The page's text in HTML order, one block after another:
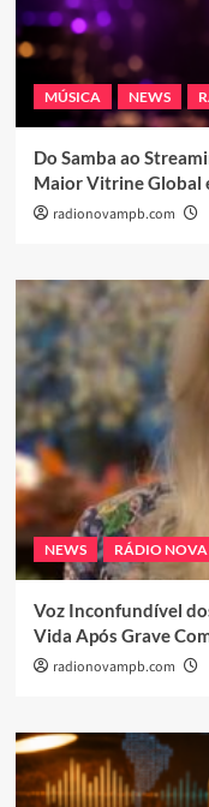
MÚSICA NEWS
Do Samba ao
Maior Vitrine Global
radionovampb.com
NEWS RÁDIO
Voz Inconfundível
Vida Após Grave
radionovampb.com